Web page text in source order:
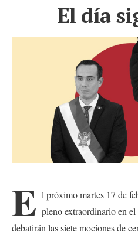
El día
E l próximo martes 17 de
pleno extraordinario en
debatirán las siete mociones de